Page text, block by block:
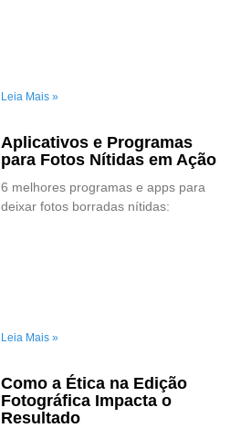
Leia Mais »
Aplicativos e Programas
para Fotos Nítidas em Ação
6 melhores programas e apps para
deixar fotos borradas nítidas:
Leia Mais »
Como a Ética na Edição
Fotográfica Impacta o
Resultado